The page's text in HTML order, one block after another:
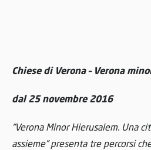
Chiese di Verona – Verona
dal 25 novembre 2016
“Verona Minor Hierusalem. Una
assieme” presenta tre percorsi